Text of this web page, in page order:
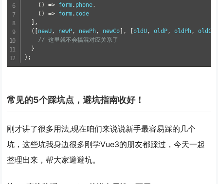
( ) => form. phone,
( ) => form. code
,
(
newU, newP, newPh, newCo , [oldU, oldP, oldPh, oldCo
// 这里就不会搞混对应关系了
}
) ;
常见的5个踩坑点，避坑指南收好！
刚才讲了很多用法,现在咱们来说说新手最容易踩的几个
坑，这些坑我身边很多刚学Vue3的朋友都踩过，今天一起
整理出来，帮大家避避坑。